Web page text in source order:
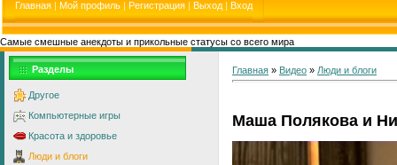
Главная | Мой профиль | Регистрация | Выход | Вход
Самые смешные анекдоты и прикольные статусы со всего мира
Разделы
Другое
Компьютерные игры
Красота и здоровье
Люди и блоги
Главная » Видео » Люди и блоги
Маша Полякова и